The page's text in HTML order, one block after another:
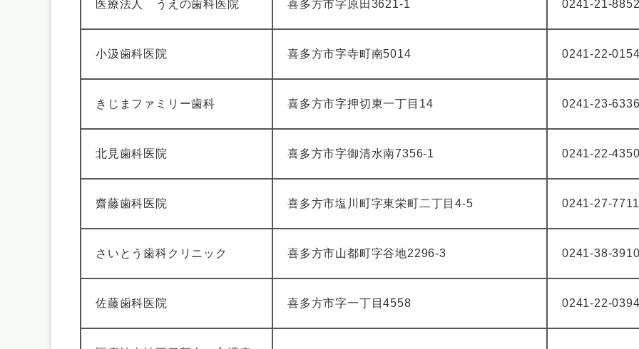
医療法人 うえの歯科医院 喜多方市字原田3621-1 0241-21-8852
小汲歯科医院 喜多方市字寺町南5014 0241-22-0154
きじまファミリー歯科 喜多方市字押切東一丁目14 0241-23-6336
北見歯科医院 喜多方市字御清水南7356-1 0241-22-4350
齋藤歯科医院 喜多方市塩川町字東栄町二丁目4-5 0241-27-7711
さいとう歯科クリニック 喜多方市山都町字谷地2296-3 0241-38-3910
佐藤歯科医院 喜多方市字一丁目4558 0241-22-0394